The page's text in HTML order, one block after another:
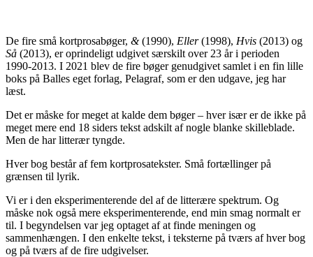
De fire små kortprosabøger, &(1990), Eller(1998), Hvis (2013) og
Så (2013), er oprindeligt udgivet særskilt over 23 år i perioden
1990-2013. I 2021 blev de fire bøger genudgivet samlet i en fin lille
boks på Balles eget forlag, Pelagraf, som er den udgave, jeg har
læst.
Det er måske for meget at kalde dem bøger – hver især er de ikke på
meget mere end 18 siders tekst adskilt af nogle blanke skilleblade.
Men de har litterær tyngde.
Hver bog består af fem kortprosatekster. Små fortællinger på
grænsen til lyrik.
Vi er i den eksperimenterende del af de litterære spektrum. Og
måske nok også mere eksperimenterende, end min smag normalt er
til. I begyndelsen var jeg optaget af at finde meningen og
sammenhængen. I den enkelte tekst, i teksterne på tværs af hver bog
og på tværs af de fire udgivelser.